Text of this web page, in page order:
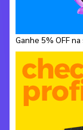
Ganhe 5% OFF